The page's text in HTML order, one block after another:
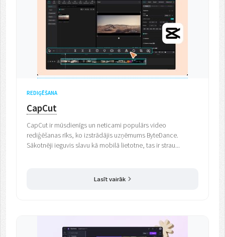
REDIĢĒŠANA
CapCut
CapCut ir mūsdienīgs un neticami populārs video
rediģēšanas rīks, ko izstrādājis uzņēmums ByteDance.
Sākotnēji ieguvis slavu kā mobilā lietotne, tas ir strau...
Lasīt vairāk